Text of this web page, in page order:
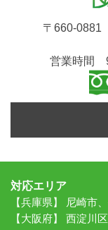
〒660-0881
営業時間
対応エリア
【兵庫県】 尼崎市
【大阪府】 西淀川区